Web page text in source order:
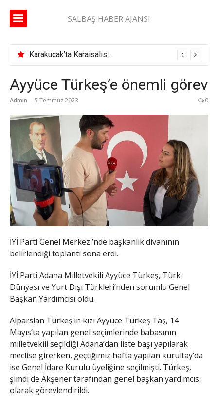
SALBAŞ HABER AJANSI
Karakucak’ta Karaisalıspor fırtınası
Ayyüce Türkeş’e önemli görev
Admin 5 Temmuz 2023 0
İYİ Parti Genel Merkezi’nde başkanlık divanının
belirlendiği toplantı sona erdi.
İYİ Parti Adana Milletvekili Ayyüce Türkeş, Türk
Dünyası ve Yurt Dışı Türkleri’nden sorumlu Genel
Başkan Yardımcısı oldu.
Alparslan Türkeş’in kızı Ayyüce Türkeş Taş, 14
Mayıs’ta yapılan genel seçimlerinde babasının
milletvekili seçildiği Adana’dan liste başı yapılarak
meclise girerken, geçtiğimiz hafta yapılan kurultay’da
ise Genel İdare Kurulu üyeliğine seçilmişti. Türkeş,
şimdi de Akşener tarafından genel başkan yardımcısı
olarak görevlendirildi.